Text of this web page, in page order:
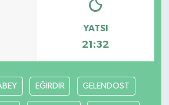
YATSI
21:32
EĞİRDİR GELENDOST